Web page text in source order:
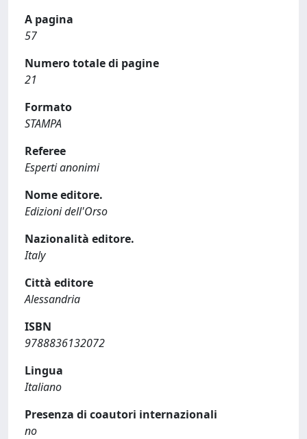
A pagina
57
Numero totale di pagine
21
Formato
STAMPA
Referee
Esperti anonimi
Nome editore.
Edizioni dell'Orso
Nazionalità editore.
Italy
Città editore
Alessandria
ISBN
9788836132072
Lingua
Italiano
Presenza di coautori internazionali
no